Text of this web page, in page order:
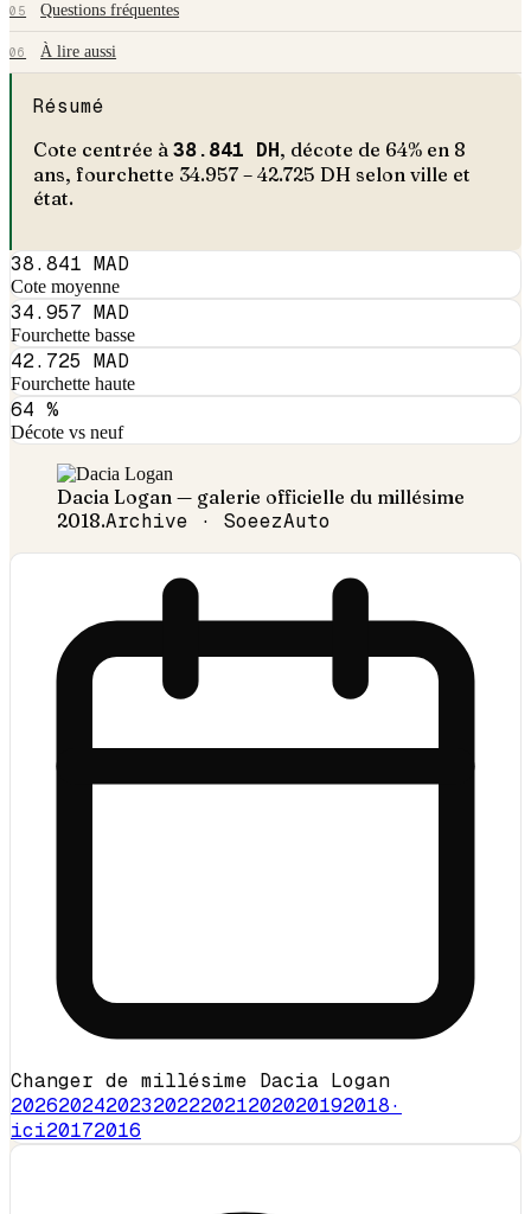
05 Questions fréquentes
06 À lire aussi
Résumé
Cote centrée à 38.841 DH, décote de 64% en 8
ans, fourchette 34.957– 42.725 DH selon ville et
état.
38.841 MAD
Cote moyenne
34.957 MAD
Fourchette basse
42.725 MAD
Fourchette haute
64 %
Décote vs neuf
Dacia Logan — galerie officielle du millésime
2018.Archive · SoeezAuto
Changer de millésime Dacia Logan
20262024202320222021202020192018·
ici20172016